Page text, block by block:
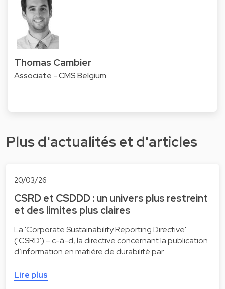
Thomas Cambier
Associate - CMS Belgium
Plus d'actualités et d'articles
20/03/26
CSRD et CSDDD : un univers plus restreint
et des limites plus claires
La 'Corporate Sustainability Reporting Directive'
('CSRD') – c-à-d, la directive concernant la publication
d’information en matière de durabilité par …
Lire plus